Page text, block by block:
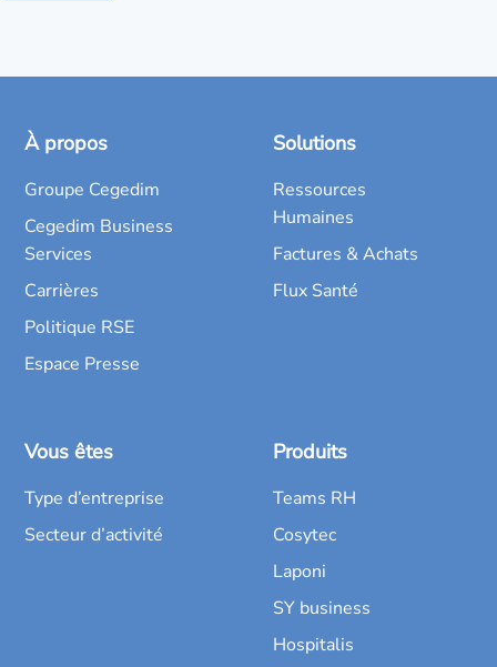
À propos
Groupe Cegedim
Cegedim Business
Services
Carrières
Politique RSE
Espace Presse
Solutions
Ressources
Humaines
Factures & Achats
Flux Santé
Vous êtes
Type d’entreprise
Secteur d’activité
Produits
Teams RH
Cosytec
Laponi
SY business
Hospitalis